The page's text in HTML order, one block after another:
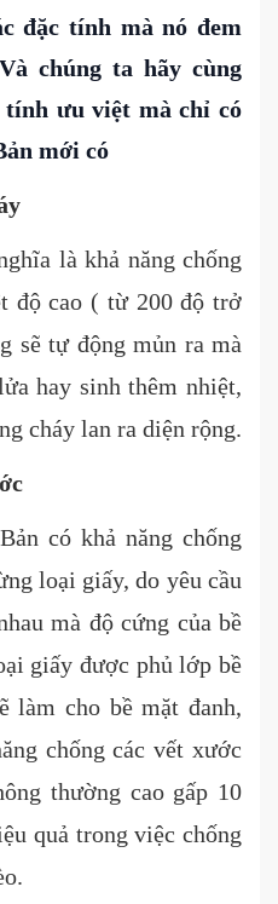
đặc tính mà nó đem
chúng ta hãy cùng
ưu việt mà chỉ có
mới có
là khả năng chống
độ cao ( từ 200 độ trở
sẽ tự động mủn ra mà
hay sinh thêm nhiệt,
cháy lan ra diện rộng.
có khả năng chống
loại giấy, do yêu cầu
mà độ cứng của bề
giấy được phủ lớp bề
cho bề mặt đanh,
chống các vết xước
thường cao gấp 10
quả trong việc chống